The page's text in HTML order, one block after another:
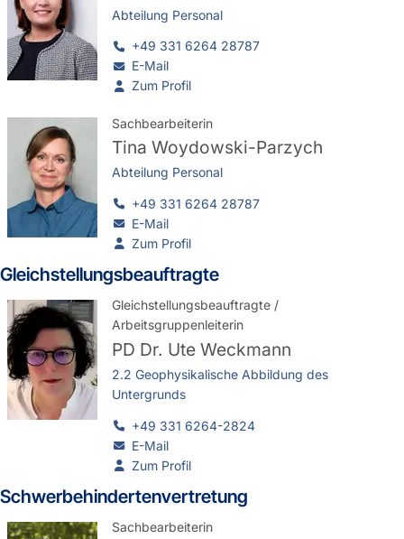
Abteilung Personal
+49 331 6264 28787
E-Mail
Zum Profil
Sachbearbeiterin
Tina Woydowski-Parzych
Abteilung Personal
+49 331 6264 28787
E-Mail
Zum Profil
Gleichstellungsbeauftragte
Gleichstellungsbeauftragte /
Arbeitsgruppenleiterin
PD Dr. Ute Weckmann
2.2 Geophysikalische Abbildung des
Untergrunds
+49 331 6264-2824
E-Mail
Zum Profil
Schwer­be­hin­der­ten­ver­tre­tung
Sachbearbeiterin